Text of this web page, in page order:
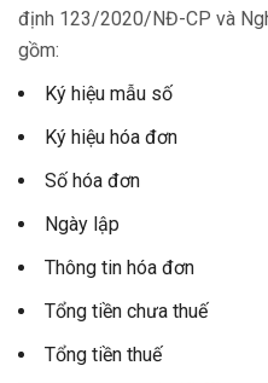
định 123/2020/NĐ-CP và
gồm:
Ký hiệu mẫu số
Ký hiệu hóa đơn
Số hóa đơn
Ngày lập
Thông tin hóa đơn
Tổng tiền chưa thuế
Tổng tiền thuế